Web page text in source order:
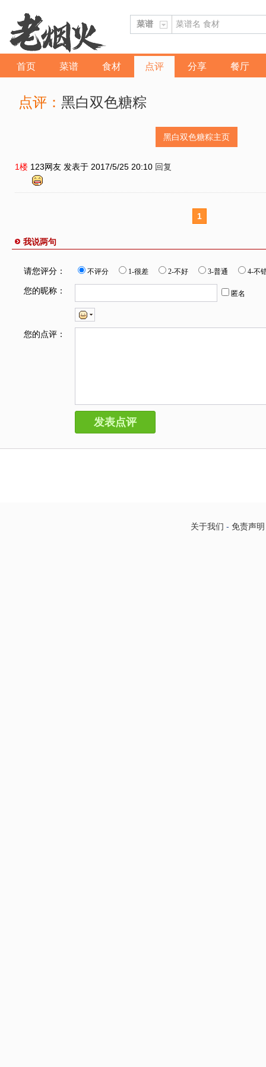
首页 菜谱 食材 点评 分享 餐厅
点评： 黑白双色糖粽
黑白双色糖粽主页
1楼 123网友 发表于 2017/5/25 20:10 回复
1
我说两句
请您评分： 不评分 1-很差 2-不好 3-普通 4-不
您的昵称： 匿名
您的点评：
关于我们 - 免责声明